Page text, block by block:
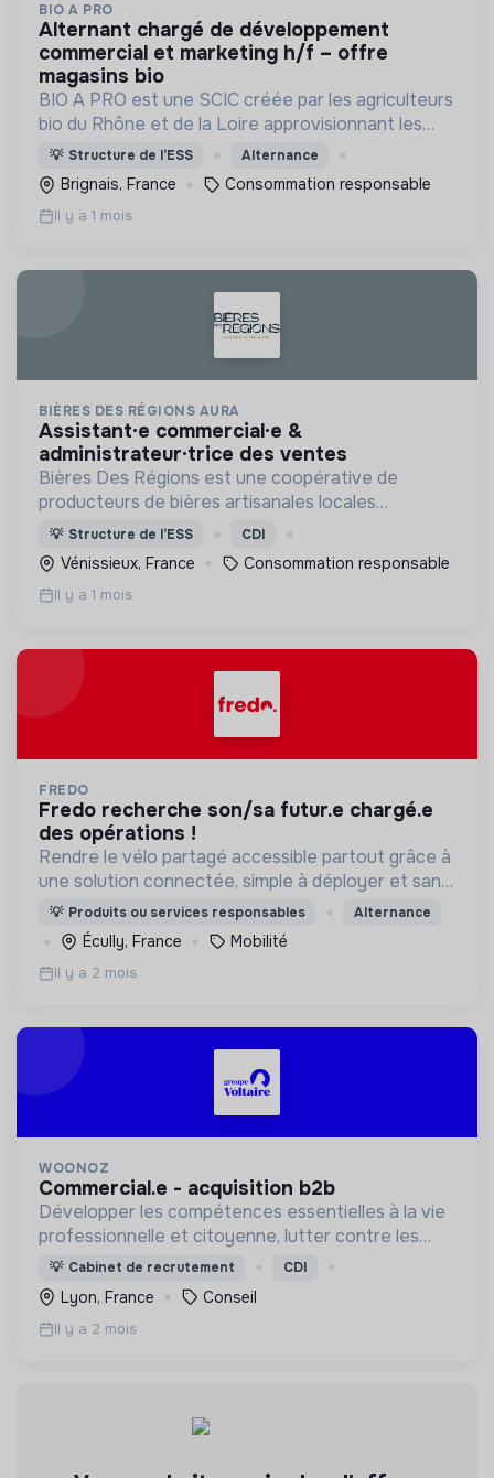
BIO A PRO
alternant chargé de développement
commercial et marketing h/f – offre
magasins bio
BIO A PRO est une SCIC créée par les agriculteurs
bio du Rhône et de la Loire approvisionnant les
professionnels de l’alimentation en produits
biologiques et locaux.
💡 Structure de l’ESS Alternance
Brignais, France Consommation responsable
Il y a 1 mois
BIÈRES DES RÉGIONS AURA
assistant·e commercial·e &
administrateur·trice des ventes
Bières Des Régions est une coopérative de
producteurs de bières artisanales locales
proposant un service de distribution en circuit
court aux entreprises artisanales de la filière
brassicole.
💡 Structure de l’ESS CDI
Vénissieux, France Consommation responsable
Il y a 1 mois
FREDO
fredo recherche son/sa futur.e chargé.e
des opérations !
Rendre le vélo partagé accessible partout grâce à
une solution connectée, simple à déployer et sans
station, permettant aux organisations d'accélérer
la transition vers une mobilité durable.
💡 Produits ou services responsables Alternance
Écully, France Mobilité
Il y a 2 mois
WOONOZ
commercial.e - acquisition b2b
Développer les compétences essentielles à la vie
professionnelle et citoyenne, lutter contre les
inégalités sociales, contribuer à la transition
éducative.
💡 Cabinet de recrutement CDI
Lyon, France Conseil
Il y a 2 mois